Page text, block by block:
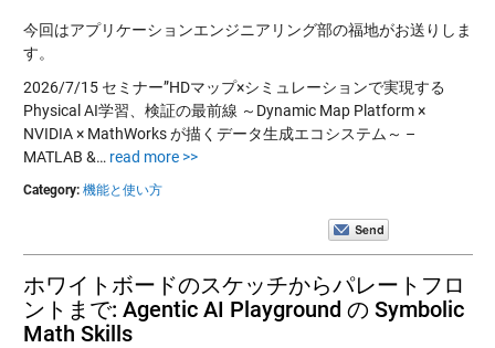
今回はアプリケーションエンジニアリング部の福地がお送りしま
す。
2026/7/15 セミナー”HDマップ×シミュレーションで実現する
Physical AI学習、検証の最前線 ～Dynamic Map Platform ×
NVIDIA × MathWorks が描くデータ生成エコシステム～ –
MATLAB &… read more >>
Category: 機能と使い方
ホワイトボードのスケッチからパレートフロ
ントまで: Agentic AI Playground の Symbolic
Math Skills